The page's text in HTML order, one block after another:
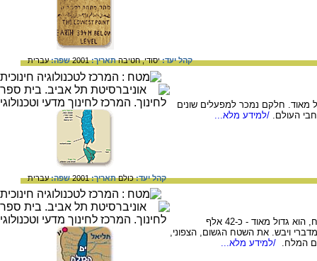
קהל יעד:יסודי,חטיבהתאריך:2001 שפה:עברית
מאוד. חלקם נמכר למפעלים שונים
העולם. /למידע מלא...
קהל יעד:כולםתאריך:2001 שפה:עברית
שטח אגן הניקוז, ממנו זורמים המים לים המלח, הוא גדול מאוד - כ-42 אלף
ויבש. את השטח הגשום, הצפוני,
המלח. /למידע מלא...